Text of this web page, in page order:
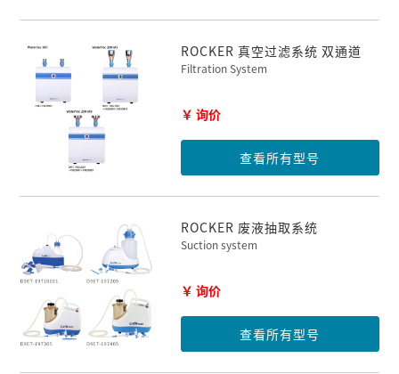
ROCKER 真空过滤系统 双通道
Filtration System
￥ 询价
查看所有型号
ROCKER 废液抽取系统
Suction system
￥ 询价
查看所有型号